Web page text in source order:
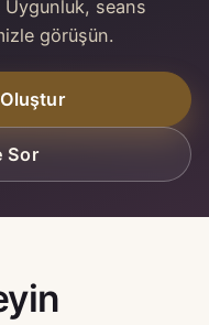
seans
görüşün.
Sor